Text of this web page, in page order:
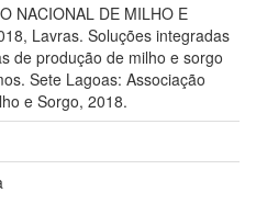
NACIONAL DE MILHO E
Lavras. Soluções integradas
de produção de milho e sorgo
Sete Lagoas: Associação
e Sorgo, 2018.